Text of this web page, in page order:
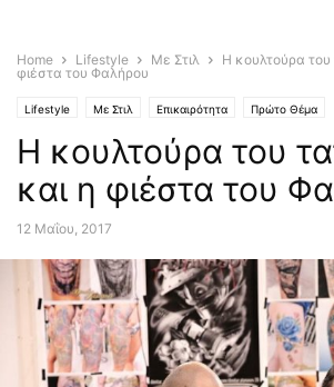
Home Lifestyle Με Στιλ
Η κουλτούρα
φιέστα του Φαλήρου
Lifestyle Με Στιλ Επικαιρότητα Πρώτο Θέμα
Η κουλτούρα του
και η φιέστα του
12 Μαΐου, 2017